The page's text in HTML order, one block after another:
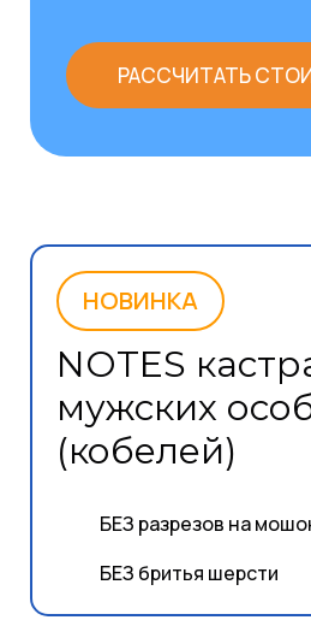
РАССЧИТАТЬ
НОВИНКА
NOTES
мужских
(кобелей)
БЕЗ разрезов на
БЕЗ бритья шерсти